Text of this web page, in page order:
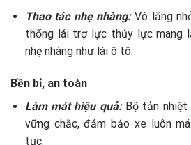
Thao tác nhẹ nhàng:Vô lăng
thống lái trợ lực thủy lực mang
nhẹ nhàng như lái ô tô.
Bền bỉ, an toàn
Làm mát hiệu quả:Bộ tản nhiệt
vững chắc, đảm bảo xe luôn
tục.